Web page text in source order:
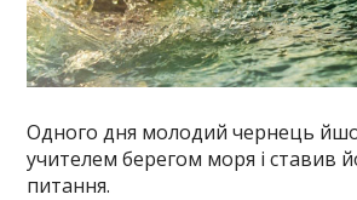
Одного дня молодий чернець
учителем берегом моря і ставив
питання.